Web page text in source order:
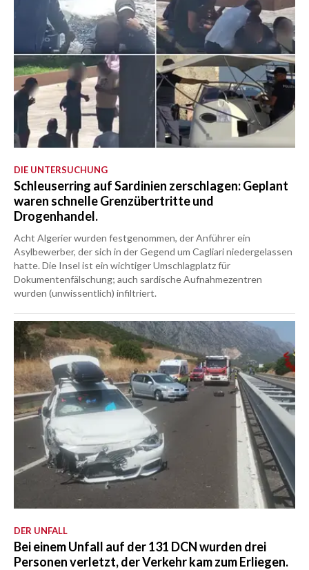
DIE UNTERSUCHUNG
Schleuserring auf Sardinien zerschlagen: Geplant
waren schnelle Grenzübertritte und
Drogenhandel.
Acht Algerier wurden festgenommen, der Anführer ein
Asylbewerber, der sich in der Gegend um Cagliari niedergelassen
hatte. Die Insel ist ein wichtiger Umschlagplatz für
Dokumentenfälschung; auch sardische Aufnahmezentren
wurden (unwissentlich) infiltriert.
DER UNFALL
Bei einem Unfall auf der 131 DCN wurden drei
Personen verletzt, der Verkehr kam zum Erliegen.